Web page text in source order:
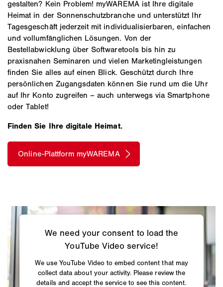
gestalten? Kein Problem! myWAREMA ist Ihre digitale
Heimat in der Sonnenschutzbranche und unterstützt Ihr
Tagesgeschäft jederzeit mit individualisierbaren, einfachen
und vollumfänglichen Lösungen. Von der
Bestellabwicklung über Softwaretools bis hin zu
praxisnahen Seminaren und vielen Marketingleistungen
finden Sie alles auf einen Blick. Geschützt durch Ihre
persönlichen Zugangsdaten können Sie rund um die Uhr
auf Ihr Konto zugreifen – auch unterwegs via Smartphone
oder Tablet!
Finden Sie Ihre digitale Heimat.